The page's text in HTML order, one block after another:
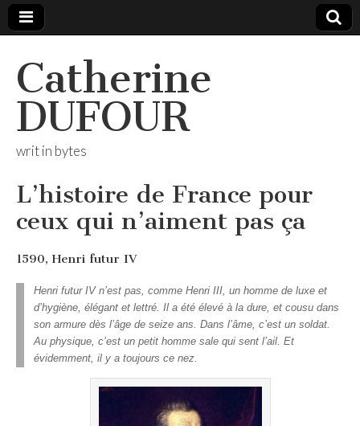
Catherine
DUFOUR
writ in bytes
L’histoire de France pour
ceux qui n’aiment pas ça
1590, Henri futur IV
Henri futur IV n’est pas, comme Henri III, un homme de luxe et
d’hygiène, élégant et lettré. Il a été élevé à la dure, et cousu dans
son armure dès l’âge de seize ans. Dans l’âme, c’est un soldat.
Au physique, c’est un petit homme sale qui sent l’ail. Et
évidemment, il y a toujours ce nez.